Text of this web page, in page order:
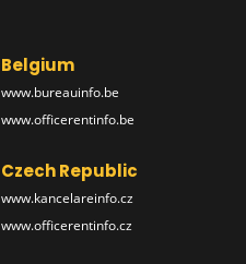
Belgium
www.bureauinfo.be
www.officerentinfo.be
Czech Republic
www.kancelareinfo.cz
www.officerentinfo.cz